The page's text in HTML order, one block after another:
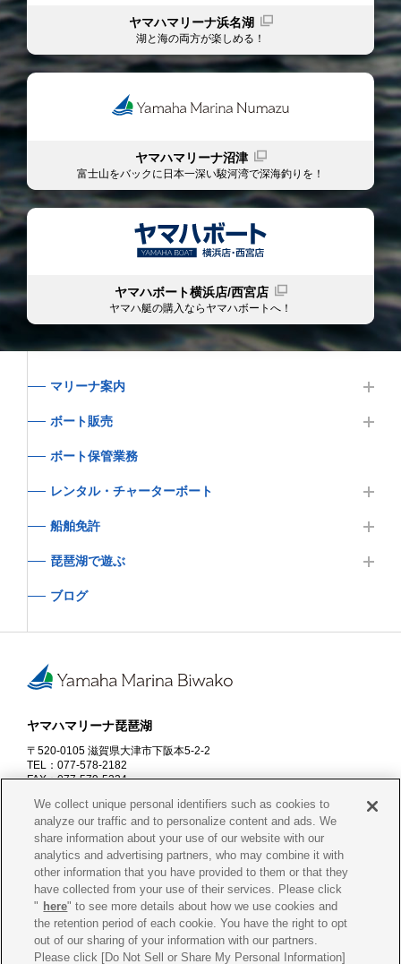
ヤマハマリーナ浜名湖
湖と海の両方が楽しめる！
ヤマハマリーナ沼津
富士山をバックに日本一深い駿河湾で深海釣りを！
ヤマハボート横浜店/西宮店
ヤマハ艇の購入ならヤマハボート へ！
マリーナ案内
ボート販売
ボート保管業務
レンタル・チャーターボート
船舶免許
琵琶湖で遊ぶ
ブログ
ヤマハマリーナ琵琶湖
〒520-0105 滋賀県大津市下阪本5-2-2
TEL：077-578-2182
FAX：077-579-5234
定休日：毎週火曜日 ※11月～4月は毎週火・水曜日定休
資料請求 お問合せ
会社概要 プライバシーポリシー
Cookieポリシー 古物営業法に基づく表示
We collect unique personal identifiers such as cookies to
analyze our traffic and to personalize content and ads. We
share information about your use of our website with our
analytics and advertising partners, who may combine it with
other information that you have provided to them or that they
have collected from your use of their services. Please click
" here" to see more details about how we use cookies and
the retention period of each cookie. You have the right to opt
out of our sharing of your information with our partners.
Please click [Do Not Sell or Share My Personal Information]